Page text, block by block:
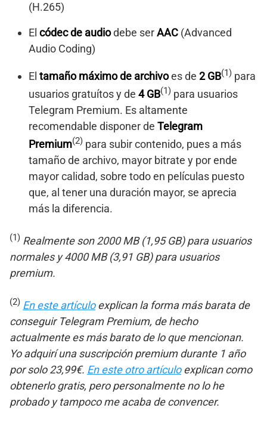
(H.265)
El códec de audiodebe serAAC (Advanced
Audio Coding)
El tamaño máximo de archivoes de 2 GB(1) para
usuarios gratuítos y de 4 GB(1) para usuarios
Telegram Premium. Es altamente
recomendable disponer de Telegram
Premium(2) para subir contenido, pues a más
tamaño de archivo, mayor bitrate y por ende
mayor calidad, sobre todo en películas puesto
que, al tener una duración mayor, se aprecia
más la diferencia.
(1) Realmente son 2000 MB (1,95 GB) para usuarios
normales y 4000 MB (3,91 GB) para usuarios
premium.
(2) En este artículoexplican la forma más barata de
conseguir Telegram Premium, de hecho
actualmente es más barato de lo que mencionan.
Yo adquirí una suscripción premium durante 1 año
por solo 23,99€. En este otro artículoexplican como
obtenerlo gratis, pero personalmente no lo he
probado y tampoco me acaba de convencer.